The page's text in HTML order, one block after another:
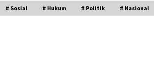
# Sosial # Hukum # Politik # Nasional